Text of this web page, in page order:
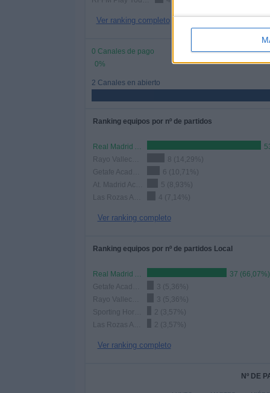
Ver ranking completo
0 Canales de pago
0%
2 Canales en abierto
Ranking equipos por nº de partidos
Real Madrid Academy
8 (14,29%)
6 (10,71%)
5 (8,93%)
4 (7,14%)
Ver ranking completo
Ranking equipos por nº de partidos Local
Real Madrid Academy
37 (66,07%)
3 (5,36%)
3 (5,36%)
2 (3,57%)
2 (3,57%)
Ver ranking completo
Nº DE